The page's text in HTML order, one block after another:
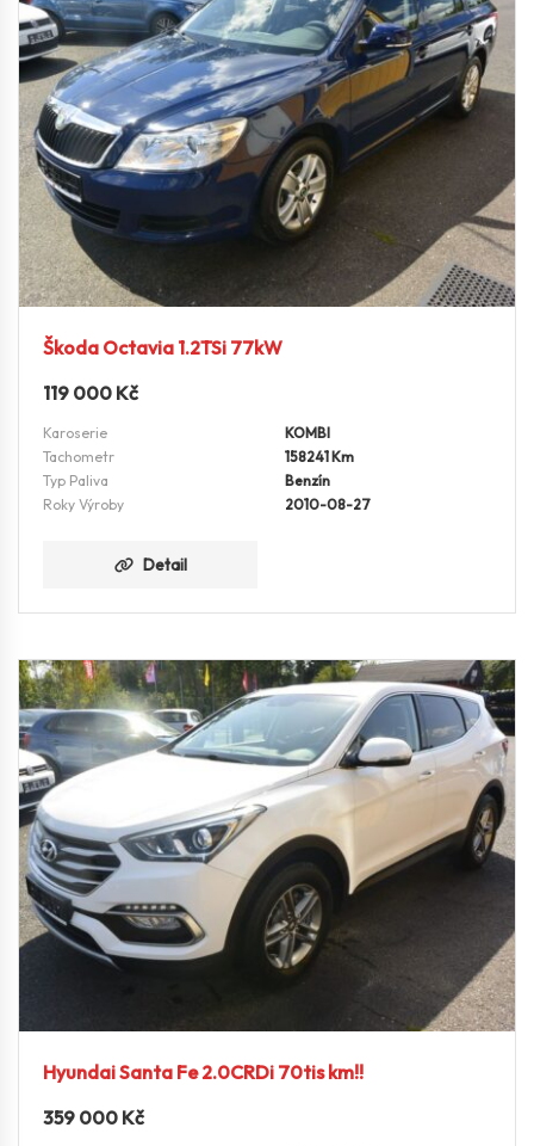
Škoda Octavia 1.2TSi 77kW
119 000 Kč
Karoserie
KOMBI
Tachometr
158241 Km
Typ Paliva
Benzín
Roky Výroby
2010-08-27
Detail
Hyundai Santa Fe 2.0CRDi 70tis km!!
359 000 Kč